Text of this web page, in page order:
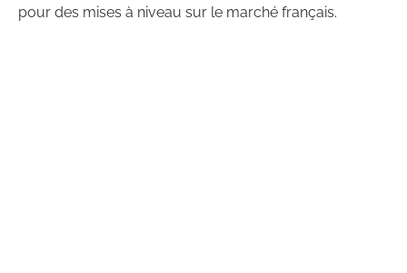
pour des mises à niveau sur le marché français.